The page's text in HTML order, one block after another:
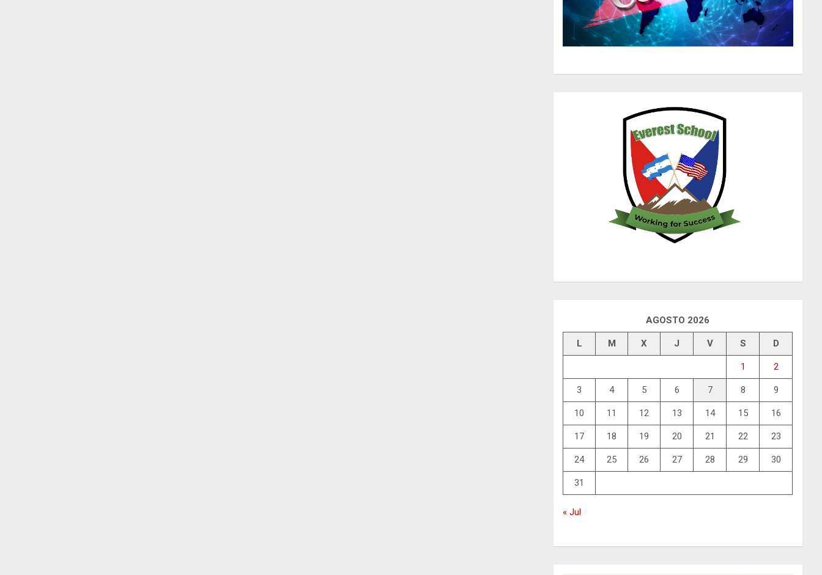
AGOSTO 2026
L M X J V S D
1 2
3 4 5 6 7 8 9
10 11 12 13 14 15 16
17 18 19 20 21 22 23
24 25 26 27 28 29 30
31
« Jul